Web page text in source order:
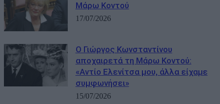
Μάρω Κοντού
17/07/2026
Ο Γιώργος Κωνσταντίνου
αποχαιρετά τη Μάρω Κοντού:
«Αντίο Ελενίτσα μου, άλλα είχαμε
συμφωνήσει»
15/07/2026